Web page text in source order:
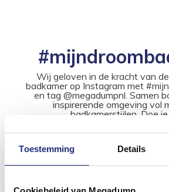
Toestemming Details
Wij geloven in de kracht van
badkamer op Instagram met
en tag @megadumpnl. Samen
inspirerende omgeving vol
badkamerstijlen. Doe